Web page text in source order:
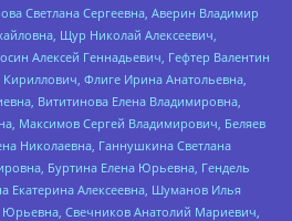
Светлана Сергеевна, Аверин Владимир
Щур Николай Алексеевич,
Алексей Геннадьевич, Гефтер Валентин
Флиге Ирина Анатольевна,
Вититинова Елена Владимировна,
Максимов Сергей Владимирович, Беляев
Николаевна, Ганнушкина Светлана
Буртина Елена Юрьевна, Гендель
Екатерина Алексеевна, Шуманов Илья
Юрьевна, Свечников Анатолий Мариевич,